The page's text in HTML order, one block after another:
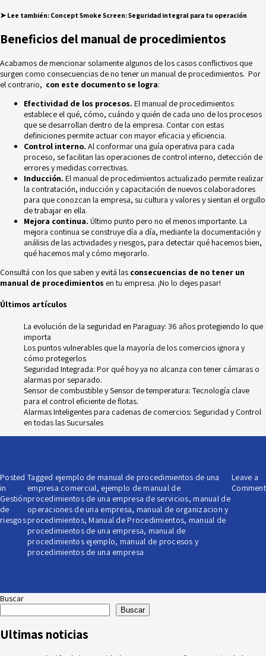
➤ Lee también: Concept Smoke Screen: Seguridad integral para tu operación
Beneficios del manual de procedimientos
Acabamos de mencionar solamente algunos de los casos conflictivos que
surgen como consecuencias de no tener un manual de procedimientos. Por
el contrario, con este documento se logra:
Efectividad de los procesos. El manual de procedimientos
establece el qué, cómo, cuándo y quién de cada uno de los procesos
que se desarrollan dentro de la empresa. Contar con estas
definiciones permite actuar con mayor eficacia y eficiencia.
Control interno. Al conformar una guía operativa para cada
proceso, se facilitan las operaciones de control interno, detección de
errores y medidas correctivas.
Inducción. El manual de procedimientos actualizado permite realizar
la contratación, inducción y capacitación de nuevos colaboradores
para que conozcan la empresa, su cultura y valores y sientan el orgullo
de trabajar en ella.
Mejora continua. Último punto pero no el menos importante. La
mejora continua se construye día a día, mediante la documentación y
análisis de las actividades y riesgos, para detectar qué hacemos bien,
qué hacemos mal y cómo mejorarlo.
Consultá con los que saben y evitá las consecuencias de no tener un
manual de procedimientos en tu empresa. ¡No lo dejes pasar!
Últimos artículos
La evolución de la seguridad en Paraguay: 36 años protegiendo lo que
importa
Los puntos vulnerables que la mayoría de los comercios ignora y
cómo protegerlos
Seguridad Integrada: Por qué hoy ya no alcanza con tener cámaras o
alarmas por separado.
Sensor de combustible y Sensor de temperatura: Tecnología clave
para el control eficiente de flotas.
Alarmas Inteligentes para cadenas de comercios: Seguridad y Control
en todas las Sucursales
Posted
in
Gestión
de
riesgos
Tagged ejemplo de manual de procedimientos de una
empresa comercial, ejemplo de manual de
procedimientos de una empresa de servicios,manual de
operaciones de una empresa, manual de organizacion y
procedimientos,Manual de Procedimientos, manual de
procedimientos de una empresa, manual de
procedimientos ejemplo, manual de procesos y
procedimientos de una empresa
Leave a
Comment
Buscar
Buscar
Ultimas noticias